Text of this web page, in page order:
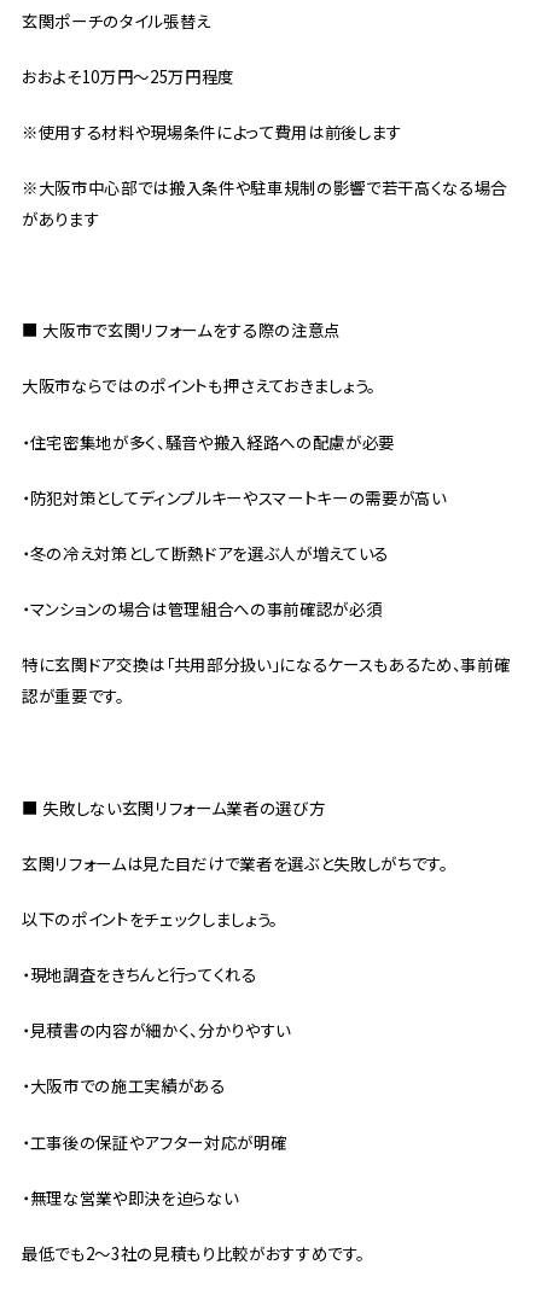
玄関ポーチのタイル張替え
おおよそ10万円〜25万円程度
※使用する材料や現場条件によって費用は前後します
※大阪市中心部では搬入条件や駐車規制の影響で若干高くなる場合
があります
■ 大阪市で玄関リフォームをする際の注意点
大阪市ならではのポイントも押さえておきましょう。
・住宅密集地が多く、騒音や搬入経路への配慮が必要
・防犯対策としてディンプルキーやスマートキーの需要が高い
・冬の冷え対策として断熱ドアを選ぶ人が増えている
・マンションの場合は管理組合への事前確認が必須
特に玄関ドア交換は「共用部分扱い」になるケースもあるため、事前確
認が重要です。
■ 失敗しない玄関リフォーム業者の選び方
玄関リフォームは見た目だけで業者を選ぶと失敗しがちです。
以下のポイントをチェックしましょう。
・現地調査をきちんと行ってくれる
・見積書の内容が細かく、分かりやすい
・大阪市での施工実績がある
・工事後の保証やアフター対応が明確
・無理な営業や即決を迫らない
最低でも2〜3社の見積もり比較がおすすめです。